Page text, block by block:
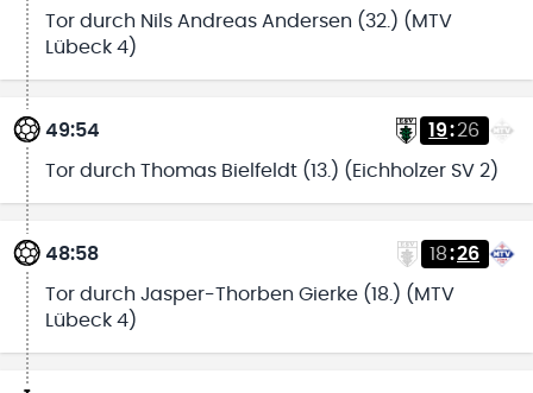
Tor durch Nils Andreas Andersen (32.) (MTV
Lübeck 4)
49:54 19:26
Tor durch Thomas Bielfeldt (13.) (Eichholzer SV 2)
48:58 18:26
Tor durch Jasper-Thorben Gierke (18.) (MTV
Lübeck 4)